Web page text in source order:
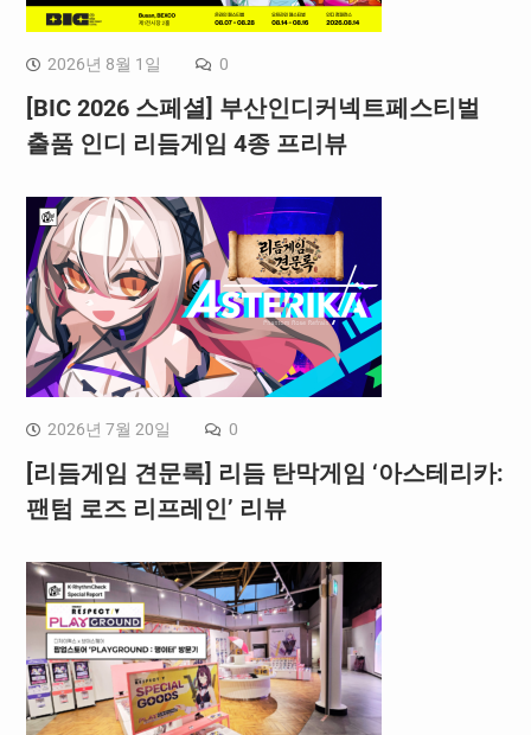
2026년 8월 1일 0
[BIC 2026 스페셜] 부산인디커넥트페스티벌
출품 인디 리듬게임 4종 프리뷰
2026년 7월 20일 0
[리듬게임 견문록] 리듬 탄막게임 ‘아스테리카:
팬텀 로즈 리프레인’ 리뷰